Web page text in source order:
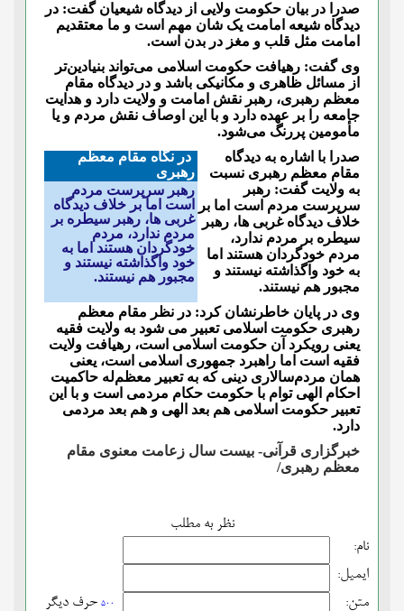
صدرا در بیان حکومت ولایی از دیدگاه شیعیان گفت: در
دیدگاه شیعه امامت یک شان مهم است و ما معتقدیم
امامت مثل قلب و مغز در بدن است.
وی گفت: رهیافت حکومت اسلامی می‌تواند بنیادین‌تر
از مسائل ظاهری و مکانیکی باشد و در دیدگاه مقام
معظم رهبری، رهبر نقش امامت و ولایت دارد و هدایت
جامعه را بر عهده دارد و با این اوصاف نقش مردم و یا
مأمومین پر‌رنگ می‌شود.
در نگاه مقام معظم
رهبری
رهبر سرپرست مردم
است اما بر خلاف دیدگاه
غربی ها، رهبر سیطره بر
مردم ندارد، مردم
خودگردان هستند اما به
خود واگذاشته نیستند و
مجبور هم نیستند.
صدرا با اشاره به دیدگاه
مقام معظم رهبری نسبت
به ولایت گفت: رهبر
سرپرست مردم است اما بر
خلاف دیدگاه غربی ها، رهبر
سیطره بر مردم ندارد،
مردم خودگردان هستند اما
به خود واگذاشته نیستند و
مجبور هم نیستند.
وی در پایان خاطرنشان کرد: در نظر مقام معظم
رهبری حکومت اسلامی تعبیر می شود به ولایت فقیه
یعنی رویکرد آن حکومت اسلامی است، رهیافت ولایت
فقیه است اما راهبرد جمهوری اسلامی است، یعنی
همان مردم‌سالاری دینی که به تعبیر معظم‌له حاکمیت
احکام الهی توام با حکومت حکام مردمی است و با این
تعبیر حکومت اسلامی هم بعد الهی و هم بعد مردمی
دارد.
خبرگزاری قرآنی- بیست سال زعامت معنوی مقام
معظم رهبری/
نظر به مطلب
نام:
ایمیل:
متن:
500 حرف دیگر